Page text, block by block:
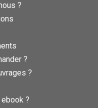
?
?
?
?